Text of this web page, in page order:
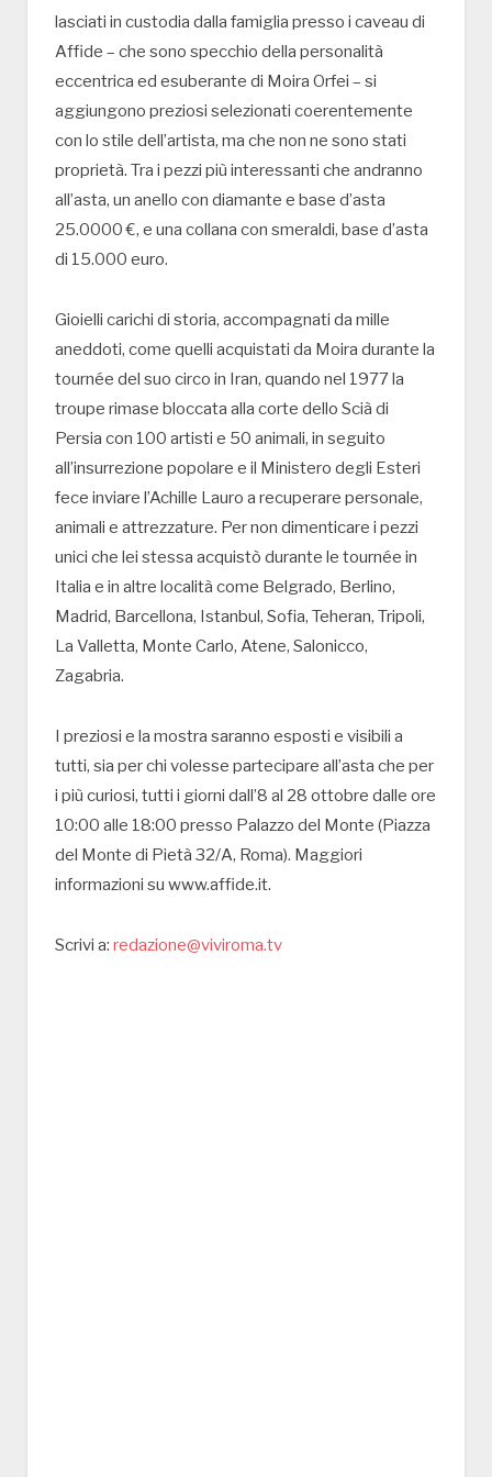
lasciati in custodia dalla famiglia presso i caveau di
Affide – che sono specchio della personalità
eccentrica ed esuberante di Moira Orfei – si
aggiungono preziosi selezionati coerentemente
con lo stile dell’artista, ma che non ne sono stati
proprietà. Tra i pezzi più interessanti che andranno
all’asta, un anello con diamante e base d’asta
25.0000 €, e una collana con smeraldi, base d’asta
di 15.000 euro.
Gioielli carichi di storia, accompagnati da mille
aneddoti, come quelli acquistati da Moira durante la
tournée del suo circo in Iran, quando nel 1977 la
troupe rimase bloccata alla corte dello Scià di
Persia con 100 artisti e 50 animali, in seguito
all’insurrezione popolare e il Ministero degli Esteri
fece inviare l’Achille Lauro a recuperare personale,
animali e attrezzature. Per non dimenticare i pezzi
unici che lei stessa acquistò durante le tournée in
Italia e in altre località come Belgrado, Berlino,
Madrid, Barcellona, Istanbul, Sofia, Teheran, Tripoli,
La Valletta, Monte Carlo, Atene, Salonicco,
Zagabria.
I preziosi e la mostra saranno esposti e visibili a
tutti, sia per chi volesse partecipare all’asta che per
i più curiosi, tutti i giorni dall’8 al 28 ottobre dalle ore
10:00 alle 18:00 presso Palazzo del Monte (Piazza
del Monte di Pietà 32/A, Roma). Maggiori
informazioni su www.affide.it.
Scrivi a: redazione@viviroma.tv